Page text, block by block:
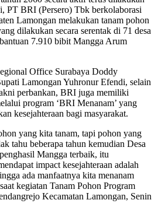
PT BRI (Persero) Tbk berkolaborasi
Lamongan melakukan tanam pohon
dilakukan secara serentak di 71 desa
7.910 bibit Mangga Arum
Office Surabaya Doddy
Lamongan Yuhronur Efendi, selain
perbankan, BRI juga memiliki
program ‘BRI Menanam’ yang
kesejahteraan bagi masyarakat.
yang kita tanam, tapi pohon yang
tahu beberapa tahun kemudian Desa
Mangga terbaik, itu
impact kesejahteraan adalah
ada manfaatnya kita menanam
kegiatan Tanam Pohon Program
Kecamatan Lamongan, Senin